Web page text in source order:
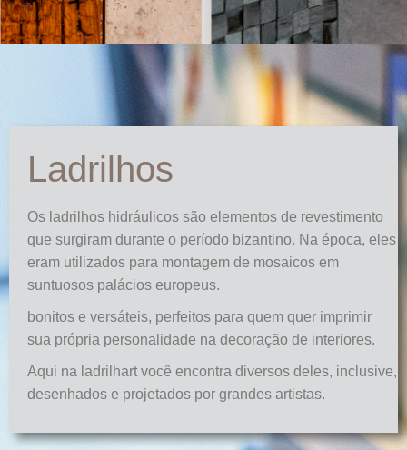
Ladrilhos
Os ladrilhos hidráulicos são elementos de revestimento
que surgiram durante o período bizantino. Na época, eles
eram utilizados para montagem de mosaicos em
suntuosos palácios europeus.
bonitos e versáteis, perfeitos para quem quer imprimir
sua própria personalidade na decoração de interiores.
Aqui na ladrilhart você encontra diversos deles, inclusive,
desenhados e projetados por grandes artistas.